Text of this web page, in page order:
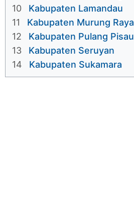
10
Kabupaten Lamandau
11
Kabupaten Murung Raya
12
Kabupaten Pulang Pisau
13
Kabupaten Seruyan
14
Kabupaten Sukamara